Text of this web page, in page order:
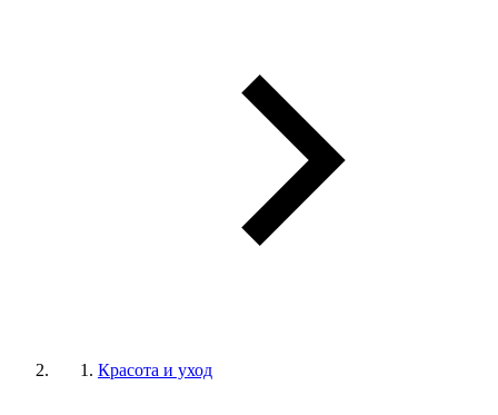
Красота и уход